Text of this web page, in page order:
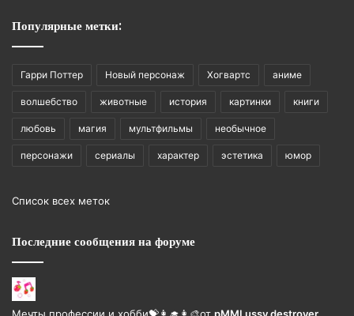
Популярные метки:
Гарри Поттер Новый персонаж Хогвартс аниме
волшебство животные история картинки книги
любовь магия мультфильмы необычное
персонажи сериалы характер эстетика юмор
Список всех меток
Последние сообщения на форуме
Мечты,профессии и хобби💝👩‍🎓👩‍🎨от pMMLussy destroyer